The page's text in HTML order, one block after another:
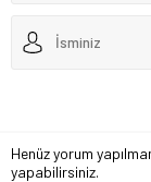
Henüz yorum
yapabilirsiniz.